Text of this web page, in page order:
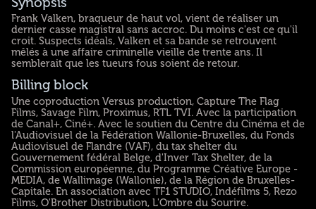
Frank Valken, braqueur de haut vol, vient de réaliser un
dernier casse magistral sans accroc. Du moins c'est ce qu'il
croit. Suspects idéals, Valken et sa bande se retrouvent
mêlés à une affaire criminelle vieille de trente ans. Il
semblerait que les tueurs fous soient de retour.
Billing block
Une coproduction Versus production, Capture The Flag
Films, Savage Film, Proximus, RTL TVI. Avec la participation
de Canal+, Ciné+. Avec le soutien du Centre du Cinéma et de
l'Audiovisuel de la Fédération Wallonie-Bruxelles, du Fonds
Audiovisuel de Flandre (VAF), du tax shelter du
Gouvernement fédéral Belge, d'Inver Tax Shelter, de la
Commission européenne, du Programme Créative Europe -
MEDIA, de Wallimage (Wallonie), de la Région de Bruxelles-
Capitale. En association avec TF1 STUDIO, Indéfilms 5, Rezo
Films, O'Brother Distribution, L'Ombre du Sourire.